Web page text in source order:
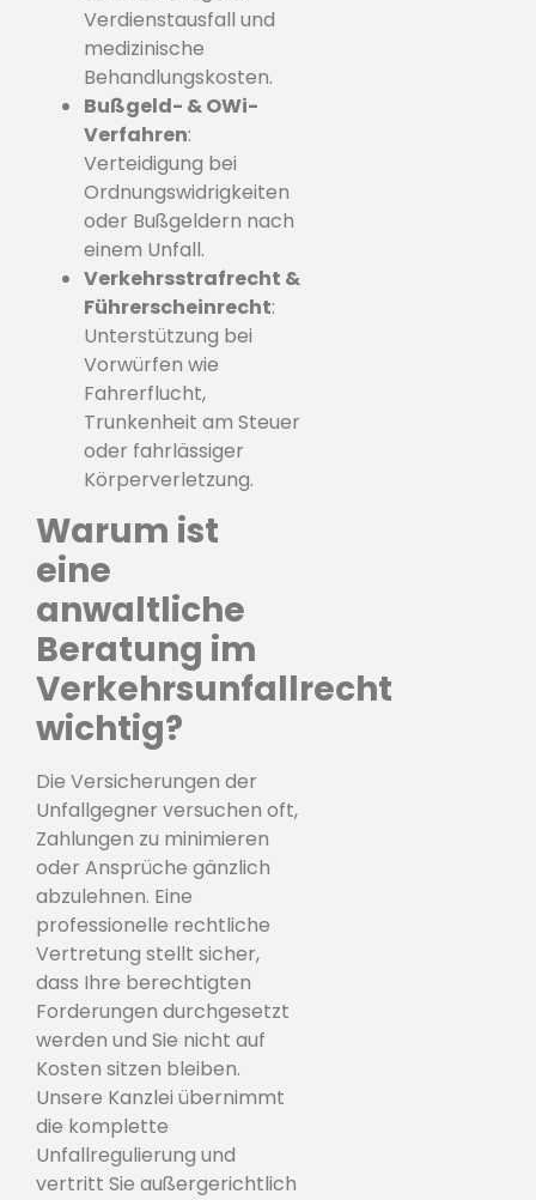
Verdienstausfall und
medizinische
Behandlungskosten.
Bußgeld- & OWi-
Verfahren:
Verteidigung bei
Ordnungswidrigkeiten
oder Bußgeldern nach
einem Unfall.
Verkehrsstrafrecht &
Führerscheinrecht:
Unterstützung bei
Vorwürfen wie
Fahrerflucht,
Trunkenheit am Steuer
oder fahrlässiger
Körperverletzung.
Warum ist
eine
anwaltliche
Beratung im
Verkehrsunfallrecht
wichtig?
Die Versicherungen der
Unfallgegner versuchen oft,
Zahlungen zu minimieren
oder Ansprüche gänzlich
abzulehnen. Eine
professionelle rechtliche
Vertretung stellt sicher,
dass Ihre berechtigten
Forderungen durchgesetzt
werden und Sie nicht auf
Kosten sitzen bleiben.
Unsere Kanzlei übernimmt
die komplette
Unfallregulierung und
vertritt Sie außergerichtlich